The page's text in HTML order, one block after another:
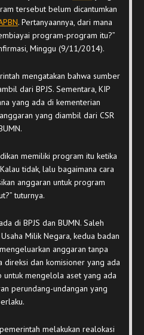
tersebut belum dicantumkan
. Pertanyaannya, dari mana
program-program itu?”
Minggu (9/11/2014).
mengatakan bahwa sumber
dari BPJS. Sementara, KIP
yang ada di kementerian
yang diambil dari CSR
memiliki program itu ketika
tidak, lalu bagaimana cara
anggaran untuk program
tuturnya.
di BPJS dan BUMN. Saleh
Milik Negara, kedua badan
anggaran tanpa
direksi dan komisioner yang ada
untuk mengelola aset yang ada
perundang-undangan yang
melakukan realokasi